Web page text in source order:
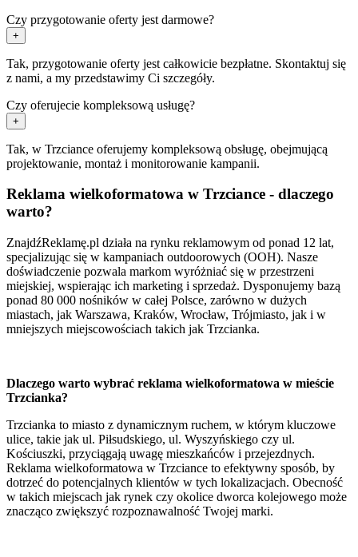
Czy przygotowanie oferty jest darmowe?
+
Tak, przygotowanie oferty jest całkowicie bezpłatne. Skontaktuj się
z nami, a my przedstawimy Ci szczegóły.
Czy oferujecie kompleksową usługę?
+
Tak, w Trzciance oferujemy kompleksową obsługę, obejmującą
projektowanie, montaż i monitorowanie kampanii.
Reklama wielkoformatowa w Trzciance - dlaczego
warto?
ZnajdźReklamę.pl działa na rynku reklamowym od ponad 12 lat,
specjalizując się w kampaniach outdoorowych (OOH). Nasze
doświadczenie pozwala markom wyróżniać się w przestrzeni
miejskiej, wspierając ich marketing i sprzedaż. Dysponujemy bazą
ponad 80 000 nośników w całej Polsce, zarówno w dużych
miastach, jak Warszawa, Kraków, Wrocław, Trójmiasto, jak i w
mniejszych miejscowościach takich jak Trzcianka.
Dlaczego warto wybrać reklama wielkoformatowa w mieście
Trzcianka?
Trzcianka to miasto z dynamicznym ruchem, w którym kluczowe
ulice, takie jak ul. Piłsudskiego, ul. Wyszyńskiego czy ul.
Kościuszki, przyciągają uwagę mieszkańców i przejezdnych.
Reklama wielkoformatowa w Trzciance to efektywny sposób, by
dotrzeć do potencjalnych klientów w tych lokalizacjach. Obecność
w takich miejscach jak rynek czy okolice dworca kolejowego może
znacząco zwiększyć rozpoznawalność Twojej marki.